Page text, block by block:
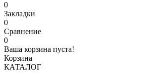
0
Закладки
0
Сравнение
0
Ваша корзина пуста!
Корзина
КАТАЛОГ